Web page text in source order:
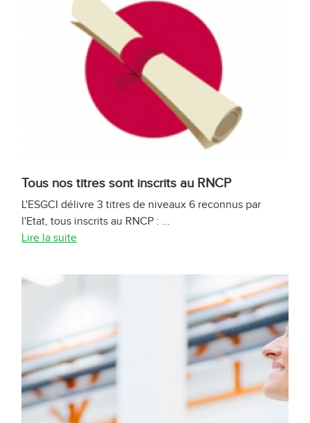
Tous nos titres sont inscrits au RNCP
L'ESGCI délivre 3 titres de niveaux 6 reconnus par
l'Etat, tous inscrits au RNCP : ...
Lire la suite